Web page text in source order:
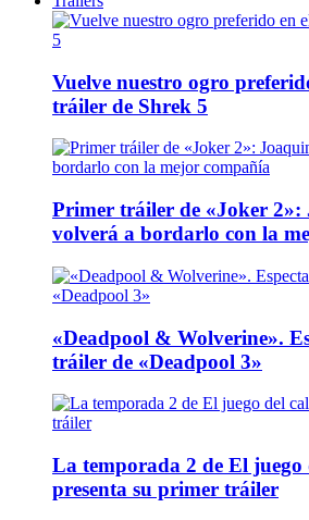
Vuelve nuestro ogro
tráiler de Shrek 5
Primer tráiler de «Joker 2»:
volverá a bordarlo con la
«Deadpool & Wolverine».
tráiler de «Deadpool 3»
La temporada 2 de El juego
presenta su primer tráiler